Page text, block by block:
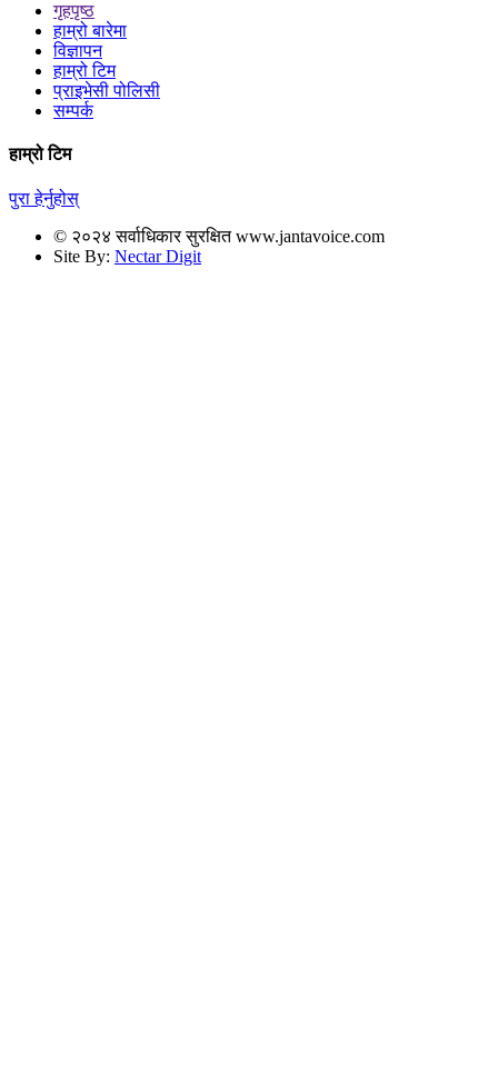
गृहपृष्ठ
हाम्रो बारेमा
विज्ञापन
हाम्रो टिम
प्राइभेसी पोलिसी
सम्पर्क
हाम्रो टिम
पुरा हेर्नुहोस्
© २०२४ सर्वाधिकार सुरक्षित www.jantavoice.com
Site By: Nectar Digit